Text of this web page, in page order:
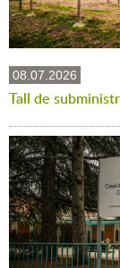
08.07.2026
Tall de